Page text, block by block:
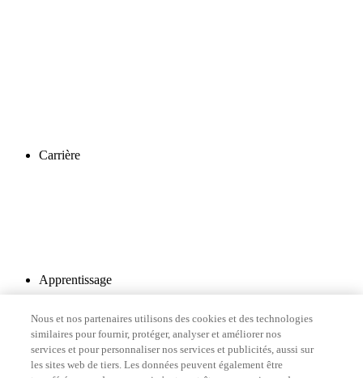
Carrière
Apprentissage
Nous et nos partenaires utilisons des cookies et des technologies
similaires pour fournir, protéger, analyser et améliorer nos
services et pour personnaliser nos services et publicités, aussi sur
les sites web de tiers. Les données peuvent également être